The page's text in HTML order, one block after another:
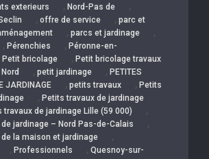
exterieurs
, Nord-Pas de ,
, offre de service , parc et
, parcs et jardinage ,
, Pérenchies , Péronne-en-
Petit bricolage , Petit bricolage travaux
, petit jardinage , PETITES
JARDINAGE
, petits travaux , Petits
, Petits travaux de jardinage
travaux de jardinage Lille (59 000) ,
jardinage – Nord Pas-de-Calais ,
la maison et jardinage ,
, Professionnels , Quesnoy-sur-